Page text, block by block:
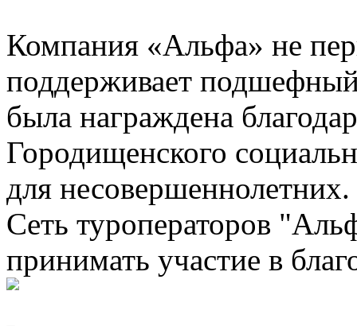
Компания «Альфа» не
поддерживает подшефный
была награждена
Городищенского
для несовершеннолетних.
Сеть туроператоров
принимать участие в